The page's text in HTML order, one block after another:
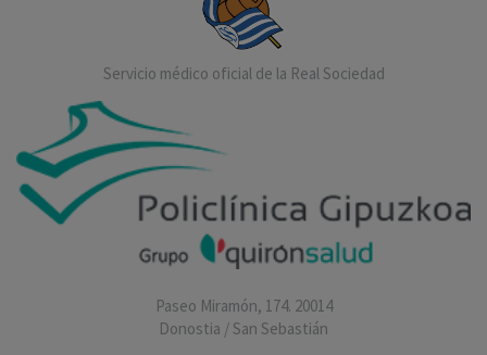
Servicio médico oficial de la Real Sociedad
Paseo Miramón, 174. 20014
Donostia / San Sebastián